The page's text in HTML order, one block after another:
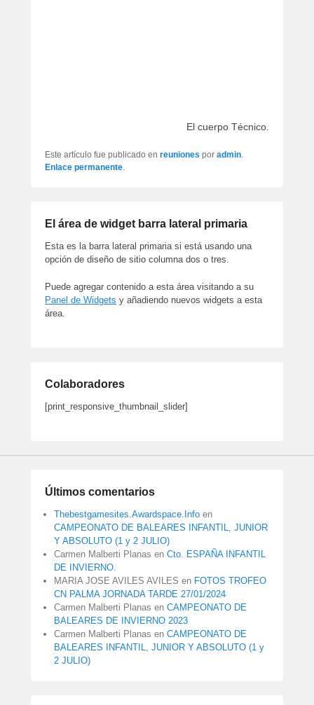
El cuerpo Técnico.
Este artículo fue publicado en reuniones por admin.
Enlace permanente.
El área de widget barra lateral primaria
Esta es la barra lateral primaria si está usando una
opción de diseño de sitio columna dos o tres.
Puede agregar contenido a esta área visitando a su
Panel de Widgets y añadiendo nuevos widgets a esta
área.
Colaboradores
[print_responsive_thumbnail_slider]
Últimos comentarios
Thebestgamesites.Awardspace.Info en
CAMPEONATO DE BALEARES INFANTIL, JUNIOR
Y ABSOLUTO (1 y 2 JULIO)
Carmen Malberti Planas en Cto. ESPAÑA INFANTIL
DE INVIERNO.
MARIA JOSE AVILES AVILES en FOTOS TROFEO
CN PALMA JORNADA TARDE 27/01/2024
Carmen Malberti Planas en CAMPEONATO DE
BALEARES DE INVIERNO 2023
Carmen Malberti Planas en CAMPEONATO DE
BALEARES INFANTIL, JUNIOR Y ABSOLUTO (1 y
2 JULIO)